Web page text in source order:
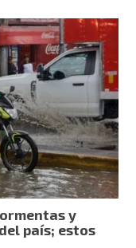
y
país; estos